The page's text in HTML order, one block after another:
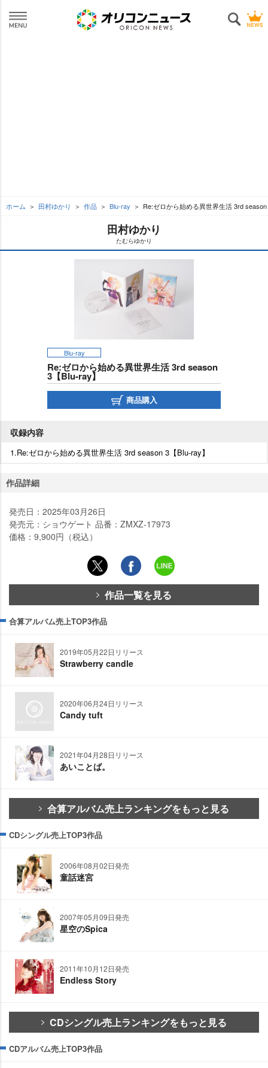
ホーム 田村ゆかり 作品 Blu-ray Re:ゼロから始める異世界生活 3rd
田村ゆかり
たむらゆかり
Blu-ray
Re:ゼロから始める異世界生活 3rd season
3【Blu-ray】
商品購入
収録内容
1.Re:ゼロから始める異世界生活 3rd season 3【Blu-ray】
作品詳細
発売日：2025年03月26日
発売元：ショウゲート 品番：ZMXZ-17973
価格：9,900円（税込）
作品一覧を見る
合算アルバム売上TOP3作品
2019年05月22日リリース
Strawberry candle
2020年06月24日リリース
Candy tuft
2021年04月28日リリース
あいことば。
合算アルバム売上ランキングをもっと見る
CDシングル売上TOP3作品
2006年08月02日発売
童話迷宮
2007年05月09日発売
星空のSpica
2011年10月12日発売
Endless Story
CDシングル売上ランキングをもっと見る
CDアルバム売上TOP3作品